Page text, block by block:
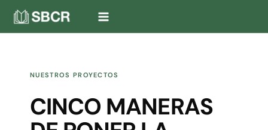
contenido
NUESTROS PROYECTOS
CINCO MANERAS